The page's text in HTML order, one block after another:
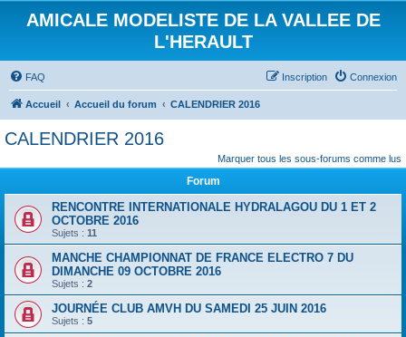
AMICALE MODELISTE DE LA VALLEE DE
L'HERAULT
FAQ Connexion
Inscription
Accueil Accueil du forum CALENDRIER 2016
CALENDRIER 2016
Marquer tous les sous-forums comme lus
Forum
RENCONTRE INTERNATIONALE HYDRALAGOU DU 1 ET 2
OCTOBRE 2016
Sujets : 11
MANCHE CHAMPIONNAT DE FRANCE ELECTRO 7 DU
DIMANCHE 09 OCTOBRE 2016
Sujets : 2
JOURNÉE CLUB AMVH DU SAMEDI 25 JUIN 2016
Sujets : 5